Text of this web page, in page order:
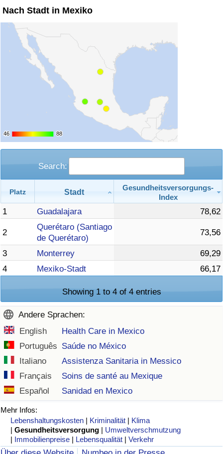
Nach Stadt in Mexiko
46
46 88
88
Search:
Platz Stadt
Gesundheitsversorgungs-
Index
1 Guadalajara 78,62
2
Querétaro (Santiago
de Querétaro)
73,56
3 Monterrey
69,29
4
Mexiko-Stadt 66,17
Showing 1 to 4 of 4 entries
Andere Sprachen:
English
Health Care in Mexico
Português Saúde no México
Italiano
Assistenza Sanitaria in Messico
Français
Soins de santé au Mexique
Español
Sanidad en Mexico
Mehr Infos:
Lebenshaltungskosten | Kriminalität | Klima
|Gesundheitsversorgung | Umweltverschmutzung
| Immobilienpreise | Lebensqualität |Verkehr
Verkehr
Verkehrs-Index
Verkehrs-Index (aktuell)
Verkehrs-Index nach Land